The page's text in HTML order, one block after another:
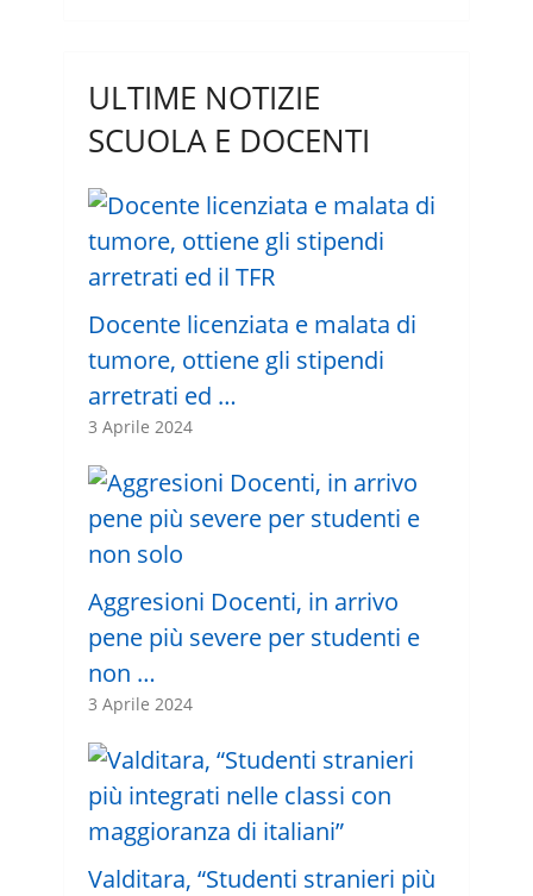
ULTIME NOTIZIE
SCUOLA E DOCENTI
Docente licenziata e malata di
tumore, ottiene gli stipendi
arretrati ed …
3 Aprile 2024
Aggresioni Docenti, in arrivo
pene più severe per studenti e
non …
3 Aprile 2024
Valditara, “Studenti stranieri più